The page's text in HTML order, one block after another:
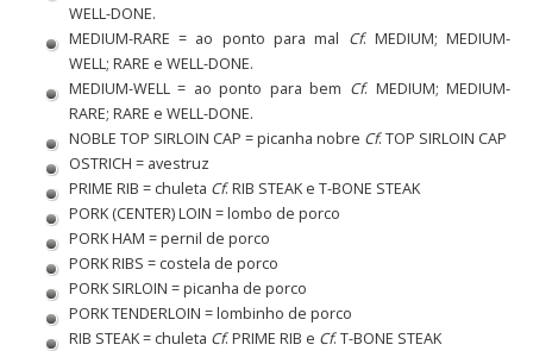
WELL-DONE.
MEDIUM-RARE = ao ponto para mal Cf. MEDIUM; MEDIUM-
WELL; RARE e WELL-DONE.
MEDIUM-WELL = ao ponto para bem Cf. MEDIUM; MEDIUM-
RARE; RARE e WELL-DONE.
NOBLE TOP SIRLOIN CAP = picanha nobre Cf. TOP SIRLOIN CAP
OSTRICH = avestruz
PRIME RIB = chuleta Cf. RIB STEAK e T-BONE STEAK
PORK (CENTER) LOIN = lombo de porco
PORK HAM = pernil de porco
PORK RIBS = costela de porco
PORK SIRLOIN = picanha de porco
PORK TENDERLOIN = lombinho de porco
RIB STEAK = chuleta Cf. PRIME RIB e Cf. T-BONE STEAK